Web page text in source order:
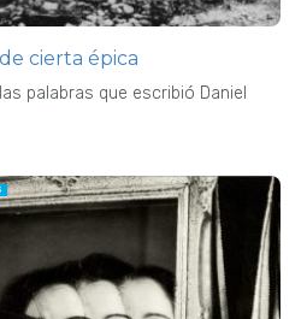
cierta épica
palabras que escribió Daniel